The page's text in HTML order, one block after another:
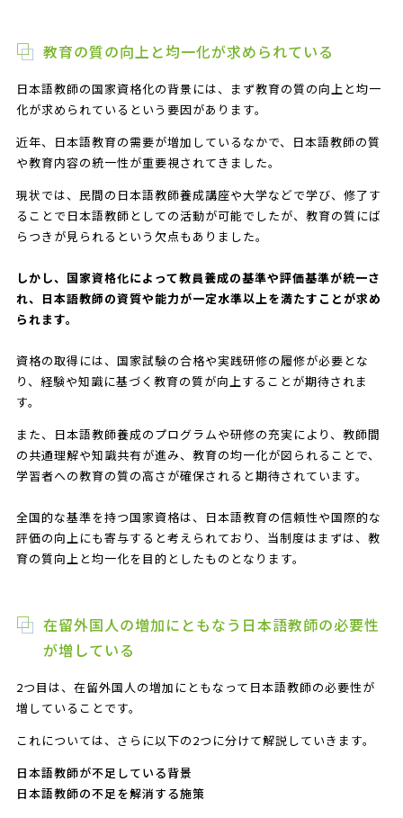
教育の質の向上と均一化が求められている
日本語教師の国家資格化の背景には、まず教育の質の向上と均一
化が求められているという要因があります。
近年、日本語教育の需要が増加しているなかで、日本語教師の質
や教育内容の統一性が重要視されてきました。
現状では、民間の日本語教師養成講座や大学などで学び、修了す
ることで日本語教師としての活動が可能でしたが、教育の質にば
らつきが見られるという欠点もありました。
しかし、国家資格化によって教員養成の基準や評価基準が統一さ
れ、日本語教師の資質や能力が一定水準以上を満たすことが求め
られます。
資格の取得には、国家試験の合格や実践研修の履修が必要とな
り、経験や知識に基づく教育の質が向上することが期待されま
す。
また、日本語教師養成のプログラムや研修の充実により、教師間
の共通理解や知識共有が進み、教育の均一化が図られることで、
学習者への教育の質の高さが確保されると期待されています。
全国的な基準を持つ国家資格は、日本語教育の信頼性や国際的な
評価の向上にも寄与すると考えられており、当制度はまずは、教
育の質向上と均一化を目的としたものとなります。
在留外国人の増加にともなう日本語教師の必要性
が増している
2つ目は、在留外国人の増加にともなって日本語教師の必要性が
増していることです。
これについては、さらに以下の2つに分けて解説していきます。
日本語教師が不足している背景
日本語教師の不足を解消する施策